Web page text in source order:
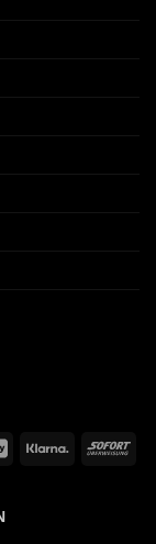
GiroPay Klarna